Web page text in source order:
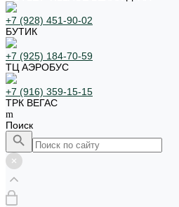
+7 (928) 451-90-02
БУТИК
+7 (925) 184-70-59
ТЦ АЭРОБУС
+7 (916) 359-15-15
ТРК ВЕГАС
Поиск